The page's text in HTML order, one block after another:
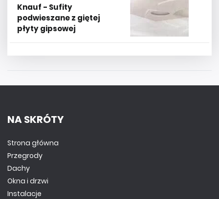
Knauf - Sufity
podwieszane z giętej
płyty gipsowej
NA SKRÓTY
Strona główna
Przegrody
Dachy
Okna i drzwi
Instalacje